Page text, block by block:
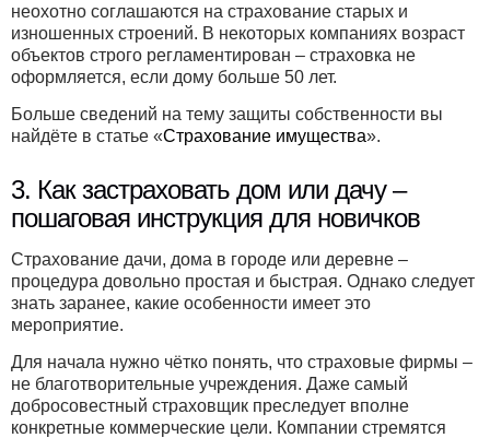
неохотно соглашаются на страхование старых и
изношенных строений. В некоторых компаниях возраст
объектов строго регламентирован – страховка не
оформляется, если дому больше 50 лет.
Больше сведений на тему защиты собственности вы
найдёте в статье «Страхование имущества».
3. Как застраховать дом или дачу –
пошаговая инструкция для новичков
Страхование дачи, дома в городе или деревне –
процедура довольно простая и быстрая. Однако следует
знать заранее, какие особенности имеет это
мероприятие.
Для начала нужно чётко понять, что страховые фирмы –
не благотворительные учреждения. Даже самый
добросовестный страховщик преследует вполне
конкретные коммерческие цели. Компании стремятся